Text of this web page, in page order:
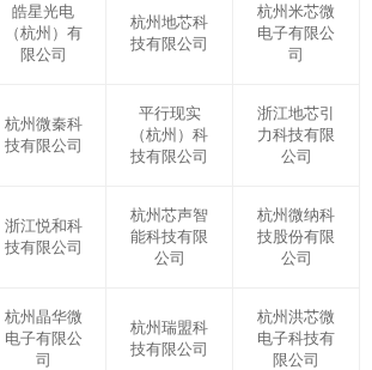
皓星光电
（杭州）有
限公司
杭州地芯科
技有限公司
杭州米芯微
电子有限公
司
杭州微秦科
技有限公司
平行现实
（杭州）科
技有限公司
浙江地芯引
力科技有限
公司
浙江悦和科
技有限公司
杭州芯声智
能科技有限
公司
杭州微纳科
技股份有限
公司
杭州晶华微
电子有限公
司
杭州瑞盟科
技有限公司
杭州洪芯微
电子科技有
限公司